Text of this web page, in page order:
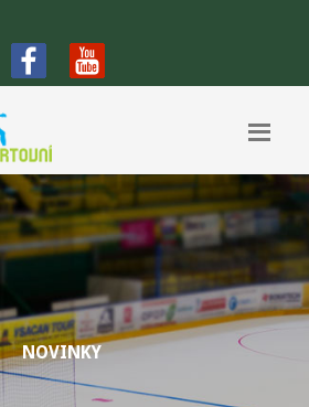
NOVINKY